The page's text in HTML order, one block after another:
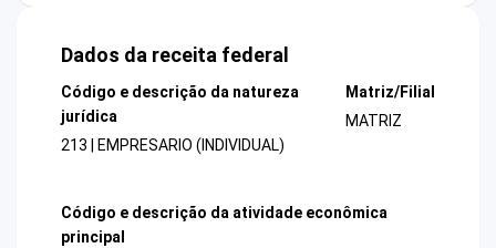
Dados da receita federal
Código e descrição da natureza
jurídica
213 | EMPRESARIO (INDIVIDUAL)
Matriz/Filial
MATRIZ
Código e descrição da atividade econômica
principal